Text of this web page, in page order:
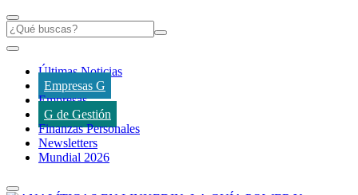
Últimas Noticias
Empresas G
Empresas
G de Gestión
Finanzas Personales
Newsletters
Mundial 2026